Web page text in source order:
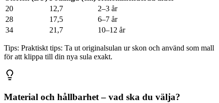
20
12,7
2–3 år
28
17,5
6–7 år
34
21,7 10–12 år
Tips: Praktiskt tips: Ta ut originalsulan ur skon och använd som mall
för att klippa till din nya sula exakt.
Material och hållbarhet – vad ska du välja?